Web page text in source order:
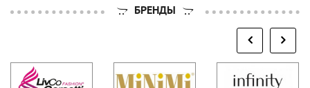
БРЕНДЫ